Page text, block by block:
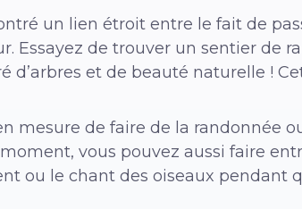
un lien étroit entre le fait de
Essayez de trouver un sentier de
d’arbres et de beauté naturelle !
mesure de faire de la randonnée
vous pouvez aussi faire
ou le chant des oiseaux pendant